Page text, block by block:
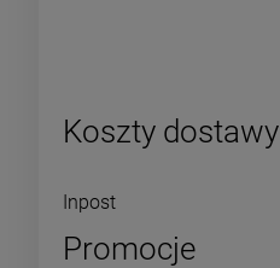
Koszty dostawy
Inpost
Promocje